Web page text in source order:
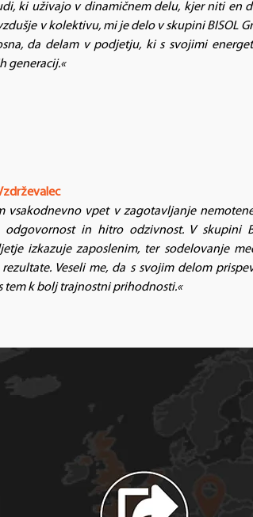
ki uživajo v dinamičnem delu, kjer niti en
v kolektivu, mi je delo v skupini BISOL
da delam v podjetju, ki s svojimi
generacij.«
vsakodnevno vpet v zagotavljanje
odgovornost in hitro odzivnost. V skupini
izkazuje zaposlenim, ter sodelovanje
Veseli me, da s svojim delom
tem k bolj trajnostni prihodnosti.«